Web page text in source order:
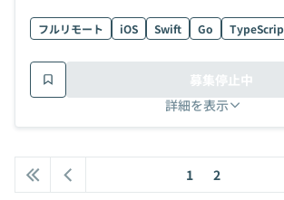
フルリモート iOS Swift Go
詳細を表示
募集停止中
1 2